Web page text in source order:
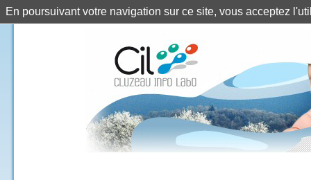
En poursuivant votre navigation sur ce site, vous acceptez